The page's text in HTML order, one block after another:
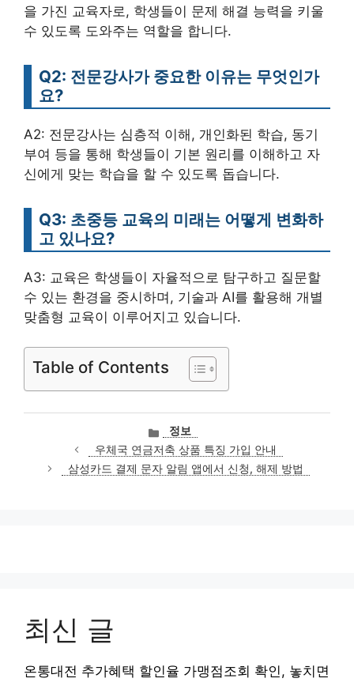
을 가진 교육자로, 학생들이 문제 해결 능력을 키울
수 있도록 도와주는 역할을 합니다.
Q2: 전문강사가 중요한 이유는 무엇인가
요?
A2: 전문강사는 심층적 이해, 개인화된 학습, 동기
부여 등을 통해 학생들이 기본 원리를 이해하고 자
신에게 맞는 학습을 할 수 있도록 돕습니다.
Q3: 초중등 교육의 미래는 어떻게 변화하
고 있나요?
A3: 교육은 학생들이 자율적으로 탐구하고 질문할
수 있는 환경을 중시하며, 기술과 AI를 활용해 개별
맞춤형 교육이 이루어지고 있습니다.
Table of Contents
카
테
고
리
정보
우체국 연금저축 상품 특징 가입 안내
삼성카드 결제 문자 알림 앱에서 신청, 해제 방법
최신 글
온통대전 추가혜택 할인율 가맹점조회 확인, 놓치면